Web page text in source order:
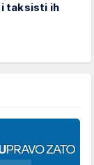
taksisti ih